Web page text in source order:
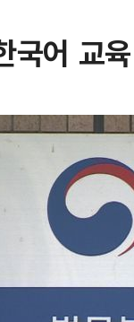
국어 교